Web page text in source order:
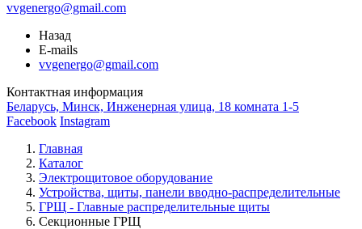
vvgenergo@gmail.com
Назад
E-mails
vvgenergo@gmail.com
Контактная информация
Беларусь, Минск, Инженерная улица, 18 комната 1-5
Facebook Instagram
Главная
Каталог
Электрощитовое оборудование
Устройства, щиты, панели вводно-распределительные
ГРЩ - Главные распределительные щиты
Секционные ГРЩ